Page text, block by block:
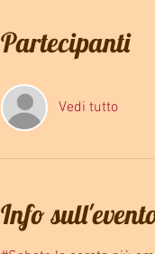
Partecipanti
Vedi tutto
Info